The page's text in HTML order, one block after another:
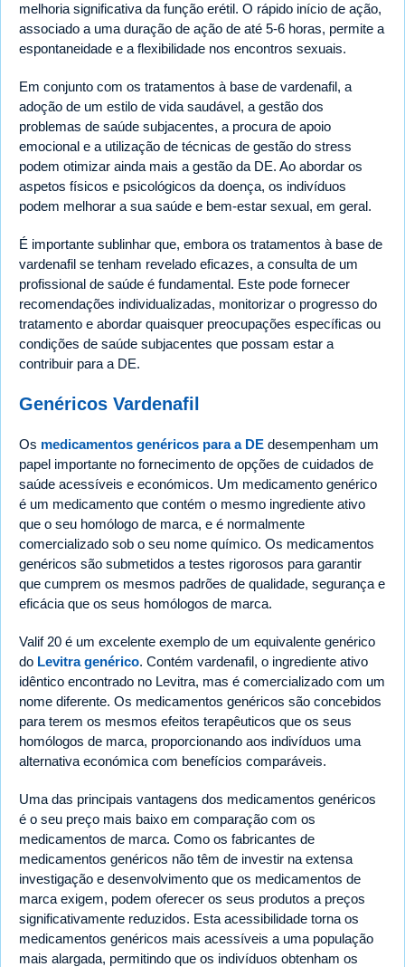
melhoria significativa da função erétil. O rápido início de ação,
associado a uma duração de ação de até 5-6 horas, permite a
espontaneidade e a flexibilidade nos encontros sexuais.
Em conjunto com os tratamentos à base de vardenafil, a
adoção de um estilo de vida saudável, a gestão dos
problemas de saúde subjacentes, a procura de apoio
emocional e a utilização de técnicas de gestão do stress
podem otimizar ainda mais a gestão da DE. Ao abordar os
aspetos físicos e psicológicos da doença, os indivíduos
podem melhorar a sua saúde e bem-estar sexual, em geral.
É importante sublinhar que, embora os tratamentos à base de
vardenafil se tenham revelado eficazes, a consulta de um
profissional de saúde é fundamental. Este pode fornecer
recomendações individualizadas, monitorizar o progresso do
tratamento e abordar quaisquer preocupações específicas ou
condições de saúde subjacentes que possam estar a
contribuir para a DE.
Genéricos Vardenafil
Os medicamentos genéricos para a DE desempenham um
papel importante no fornecimento de opções de cuidados de
saúde acessíveis e económicos. Um medicamento genérico
é um medicamento que contém o mesmo ingrediente ativo
que o seu homólogo de marca, e é normalmente
comercializado sob o seu nome químico. Os medicamentos
genéricos são submetidos a testes rigorosos para garantir
que cumprem os mesmos padrões de qualidade, segurança e
eficácia que os seus homólogos de marca.
Valif 20 é um excelente exemplo de um equivalente genérico
do Levitra genérico. Contém vardenafil, o ingrediente ativo
idêntico encontrado no Levitra, mas é comercializado com um
nome diferente. Os medicamentos genéricos são concebidos
para terem os mesmos efeitos terapêuticos que os seus
homólogos de marca, proporcionando aos indivíduos uma
alternativa económica com benefícios comparáveis.
Uma das principais vantagens dos medicamentos genéricos
é o seu preço mais baixo em comparação com os
medicamentos de marca. Como os fabricantes de
medicamentos genéricos não têm de investir na extensa
investigação e desenvolvimento que os medicamentos de
marca exigem, podem oferecer os seus produtos a preços
significativamente reduzidos. Esta acessibilidade torna os
medicamentos genéricos mais acessíveis a uma população
mais alargada, permitindo que os indivíduos obtenham os